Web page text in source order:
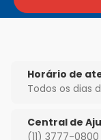
Horário de
Todos os dias
Central de
(11) 3777-0800